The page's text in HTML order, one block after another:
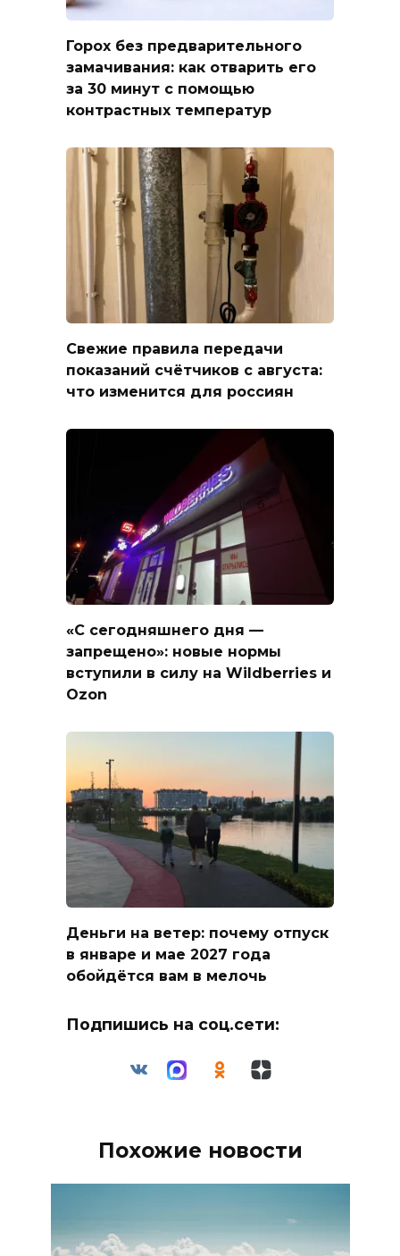
Горох без предварительного
замачивания: как отварить его
за 30 минут с помощью
контрастных температур
Свежие правила передачи
показаний счётчиков с августа:
что изменится для россиян
«С сегодняшнего дня —
запрещено»: новые нормы
вступили в силу на Wildberries и
Ozon
Деньги на ветер: почему отпуск
в январе и мае 2027 года
обойдётся вам в мелочь
Подпишись на соц.сети:
Похожие новости